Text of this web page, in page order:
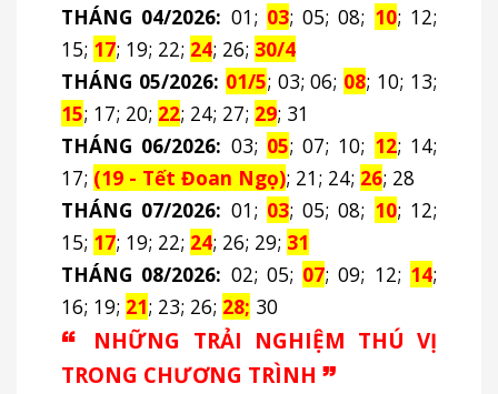
THÁNG 04/2026: 01; 03; 05; 08; 10; 12;
15; 17; 19; 22; 24; 26; 30/4
THÁNG 05/2026: 01/5; 03; 06; 08; 10; 13;
15; 17; 20; 22; 24; 27; 29; 31
THÁNG 06/2026: 03; 05; 07; 10; 12; 14;
17; (19 - Tết Đoan Ngọ); 21; 24; 26; 28
THÁNG 07/2026: 01; 03; 05; 08; 10; 12;
15; 17; 19; 22; 24; 26; 29; 31
THÁNG 08/2026: 02; 05; 07; 09; 12; 14;
16; 19; 21; 23; 26; 28; 30
🙶
NHỮNG TRẢI NGHIỆM THÚ VỊ
TRONG CHƯƠNG TRÌNH 🙷